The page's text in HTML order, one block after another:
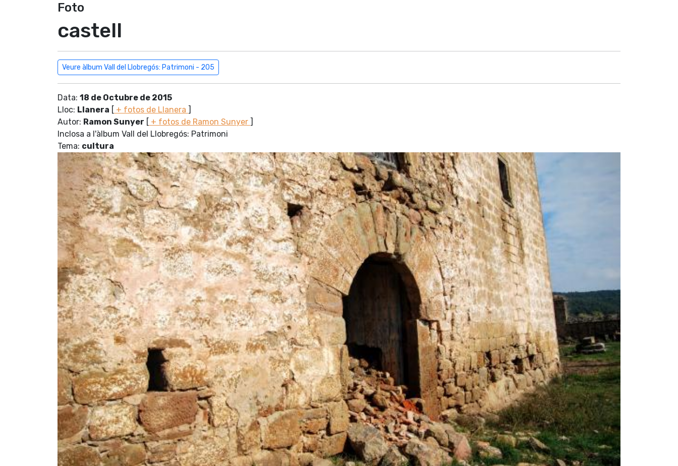
Foto
castell
Veure àlbum Vall del Llobregós: Patrimoni - 205
Data: 18 de Octubre de 2015
Lloc: Llanera [ + fotos de Llanera ]
Autor: Ramon Sunyer [ + fotos de Ramon Sunyer ]
Inclosa a l'àlbum Vall del Llobregós: Patrimoni
Tema: cultura